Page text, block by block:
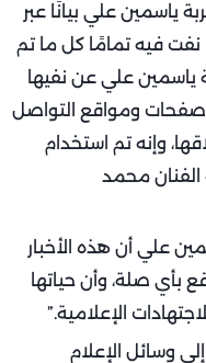
ياسمين علي بيانًا عبر
فيه تمامًا كل ما تم
ياسمين علي عن نفيها
صفحات ومواقع التواصل
وإنه تم استخدام
الفنان محمد
علي أن هذه الأخبار
بأي صلة، وأن حياتها
الإعلامية.”
وسائل الإعلام